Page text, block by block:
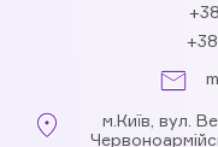
м.Київ, вул.